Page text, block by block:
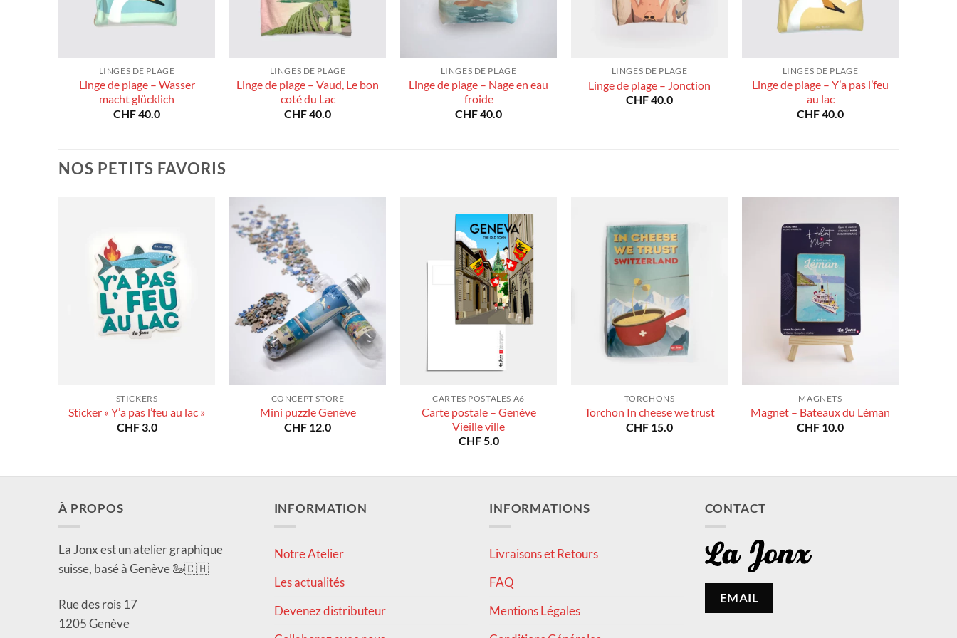
LINGES DE PLAGE
Linge de plage – Wasser
macht glücklich
CHF40.0
LINGES DE PLAGE
Linge de plage – Vaud, Le bon
coté du Lac
CHF40.0
LINGES DE PLAGE
Linge de plage – Nage en eau
froide
CHF40.0
LINGES DE PLAGE
Linge de plage – Jonction
CHF40.0
LINGES DE PLAGE
Linge de plage – Y’a pas l’feu
au lac
CHF40.0
NOS PETITS FAVORIS
STICKERS
Sticker « Y’a pas l’feu au lac »
CHF3.0
CONCEPT STORE
Mini puzzle Genève
CHF 12.0
CARTES POSTALES A6
Carte postale – Genève
Vieille ville
CHF5.0
TORCHONS
Torchon In cheese we trust
CHF 15.0
MAGNETS
Magnet – Bateaux du Léman
CHF 10.0
À PROPOS
La Jonx est un atelier graphique
suisse, basé à Genève 🦢🇨🇭
Rue des rois 17
1205 Genève
INFORMATION
Notre Atelier
Les actualités
Devenez distributeur
INFORMATIONS
Livraisons et Retours
FAQ
Mentions Légales
CONTACT
EMAIL